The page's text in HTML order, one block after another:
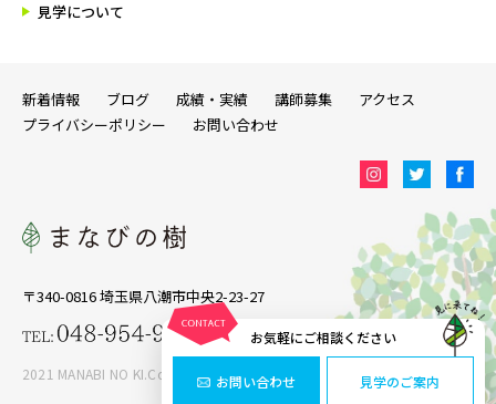
お気軽にご相談ください
お問い合わせ 見学のご案内
見学について
〒340-0816 埼玉県八潮市中央2-23-27
2021 MANABI NO KI.Copyright ALL RIGHTS RESERVED
新着情報 ブログ 成績・実績 講師募集
アクセス
プライバシーポリシー
お問い合わせ